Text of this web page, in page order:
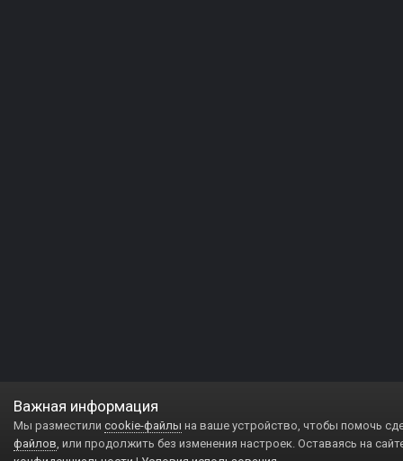
Важная информация
Мы разместили cookie-файлы на ваше устройство, чтобы помочь
файлов, или продолжить без изменения настроек. Оставаясь на